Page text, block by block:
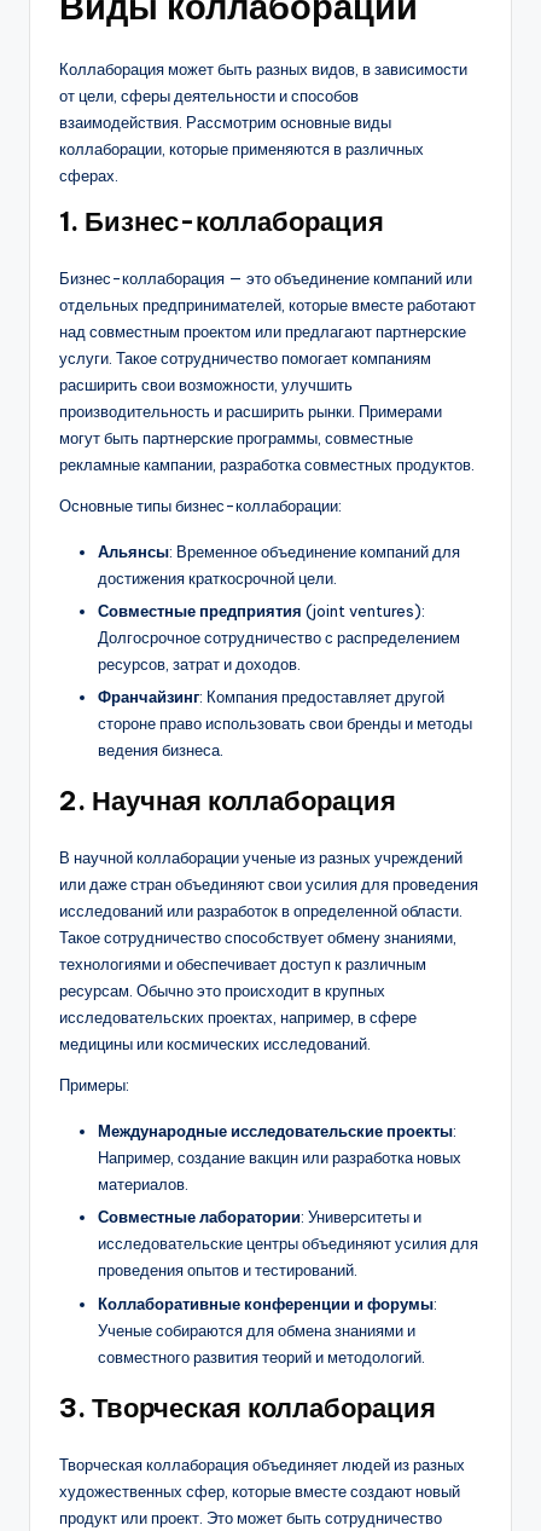
Коллаборация может быть разных видов, в зависимости
от цели, сферы деятельности и способов
взаимодействия. Рассмотрим основные виды
коллаборации, которые применяются в различных
сферах.
1. Бизнес-коллаборация
Бизнес-коллаборация — это объединение компаний или
отдельных предпринимателей, которые вместе работают
над совместным проектом или предлагают партнерские
услуги. Такое сотрудничество помогает компаниям
расширить свои возможности, улучшить
производительность и расширить рынки. Примерами
могут быть партнерские программы, совместные
рекламные кампании, разработка совместных продуктов.
Основные типы бизнес-коллаборации:
Альянсы: Временное объединение компаний для
достижения краткосрочной цели.
Совместные предприятия (joint ventures):
Долгосрочное сотрудничество с распределением
ресурсов, затрат и доходов.
Франчайзинг: Компания предоставляет другой
стороне право использовать свои бренды и методы
ведения бизнеса.
2. Научная коллаборация
В научной коллаборации ученые из разных учреждений
или даже стран объединяют свои усилия для проведения
исследований или разработок в определенной области.
Такое сотрудничество способствует обмену знаниями,
технологиями и обеспечивает доступ к различным
ресурсам. Обычно это происходит в крупных
исследовательских проектах, например, в сфере
медицины или космических исследований.
Примеры:
Международные исследовательские проекты:
Например, создание вакцин или разработка новых
материалов.
Совместные лаборатории: Университеты и
исследовательские центры объединяют усилия для
проведения опытов и тестирований.
Коллаборативные конференции и форумы:
Ученые собираются для обмена знаниями и
совместного развития теорий и методологий.
3. Творческая коллаборация
Творческая коллаборация объединяет людей из разных
художественных сфер, которые вместе создают новый
продукт или проект. Это может быть сотрудничество